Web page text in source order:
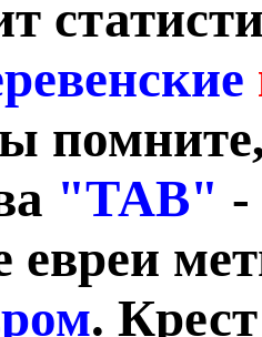
"ТАВ"
евреи
.